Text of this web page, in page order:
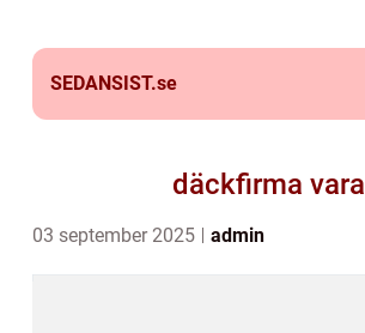
SEDANSIST.se
däckfirma vara
03 september 2025 admin